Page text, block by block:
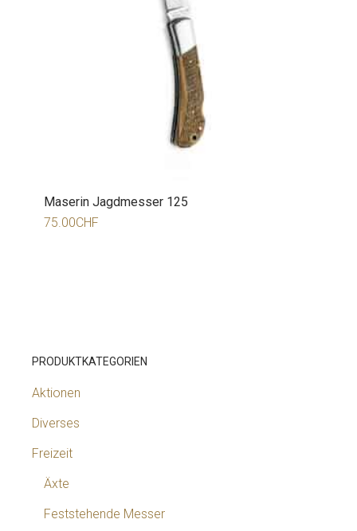
Maserin Jagdmesser 125
75.00CHF
PRODUKTKATEGORIEN
Aktionen
Diverses
Freizeit
Äxte
Feststehende Messer